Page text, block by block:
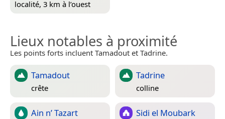
localité, 3 km à l’ouest
Lieux notables à proximité
Les points forts incluent Tamadout et Tadrine.
Tamadout
crête
Tadrine
colline
Ain n’ Tazart Sidi el Moubark